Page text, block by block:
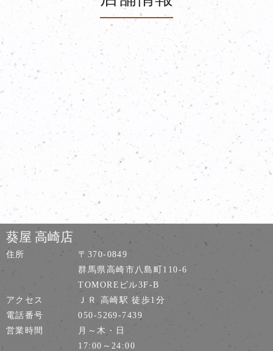
葵屋 高崎店
住所
〒370-0849
群馬県高崎市八島町110-6
TOMOREビル3F-B
アクセス
ＪＲ 高崎駅 徒歩1分
電話番号
050-5269-7439
営業時間
月～木・日
17:00～24:00